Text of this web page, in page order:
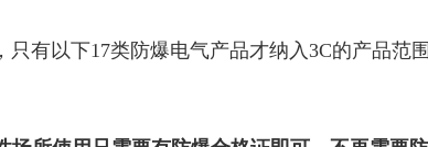
只有以下17类防爆电气产品才纳入3C的产品范